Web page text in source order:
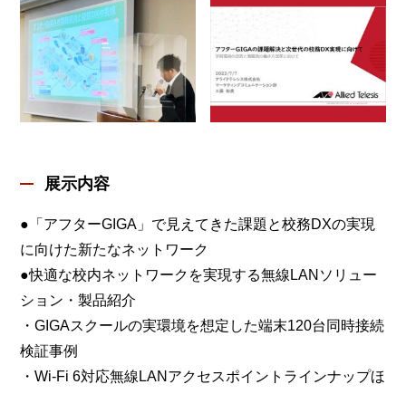
展示内容
●「アフターGIGA」で見えてきた課題と校務DXの実現
に向けた新たなネットワーク
●快適な校内ネットワークを実現する無線LANソリュー
ション・製品紹介
・GIGAスクールの実環境を想定した端末120台同時接続
検証事例
・Wi-Fi 6対応無線LANアクセスポイントラインナップほ